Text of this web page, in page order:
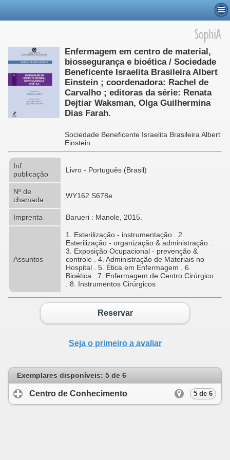
Enfermagem em centro de material,
biossegurança e bioética / Sociedade
Beneficente Israelita Brasileira Albert
Einstein ; coordenadora: Rachel de
Carvalho ; editoras da série: Renata
Dejtiar Waksman, Olga Guilhermina
Dias Farah.
Sociedade Beneficente Israelita Brasileira Albert
Einstein
Inf.
publicação
Livro - Português (Brasil)
Nº de
chamada
WY162 S678e
Imprenta Barueri : Manole, 2015.
Assuntos
1. Esterilização - instrumentação . 2.
Esterilização - organização & administração .
3. Exposição Ocupacional - prevenção &
controle . 4. Administração de Materiais no
Hospital . 5. Ética em Enfermagem . 6.
Bioética . 7. Enfermagem de Centro Cirúrgico
. 8. Instrumentos Cirúrgicos
Reservar
Seja o primeiro a avaliar
Exemplares disponíveis: 5 de 6
Centro de Conhecimento 5 de 6
click to expand